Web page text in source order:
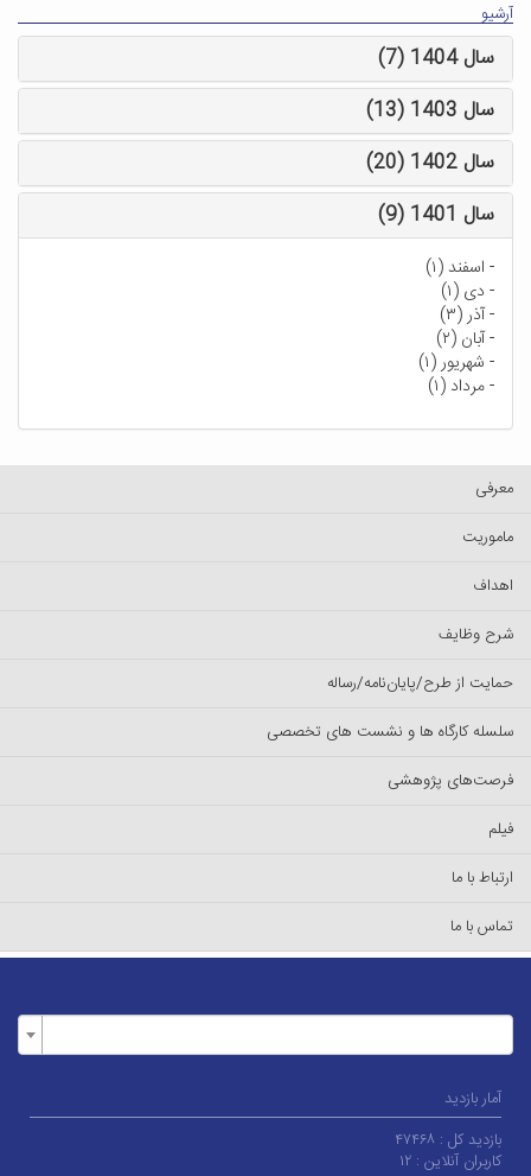
آرشیو
سال 1404 (7)
سال 1403 (13)
سال 1402 (20)
سال 1401 (9)
- اسفند (۱)
- دی (۱)
-آذر (۳)
-آبان (۲)
- شهریور (۱)
-مرداد (۱)
معرفی
ماموریت
اهداف
شرح وظایف
حمایت از طرح/پایان‌نامه/رساله
سلسله کارگاه ها و نشست های تخصصی
فرصت‌های پژوهشی
فیلم
ارتباط با ما
تماس با ما
آمار بازدید
بازدید کل : ۴۷۴۶۸
کاربران آنلاین : ۱۲